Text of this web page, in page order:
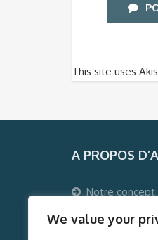
We value your
This site uses
A PROPOS
Notre concept
Pourquoi
Qui sommes-